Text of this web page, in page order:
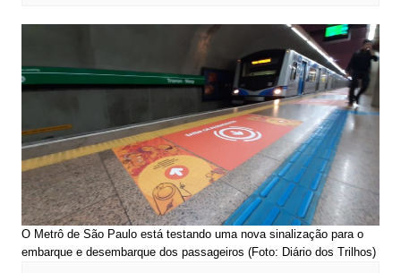
O Metrô de São Paulo está testando uma nova sinalização para o
embarque e desembarque dos passageiros (Foto: Diário dos Trilhos)